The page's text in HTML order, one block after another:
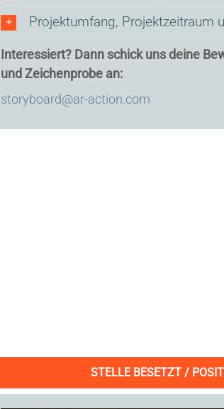
Projektumfang, Projektzeitraum
Interessiert? Dann schick uns deine
und Zeichenprobe an:
storyboard@ar-action.com
STELLE BESETZT /